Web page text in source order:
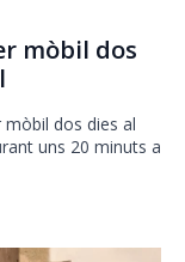
mòbil dos
dos dies al
uns 20 minuts a